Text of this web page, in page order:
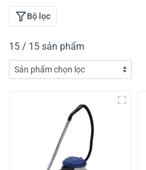
Bộ lọc
15 / 15 sản phẩm